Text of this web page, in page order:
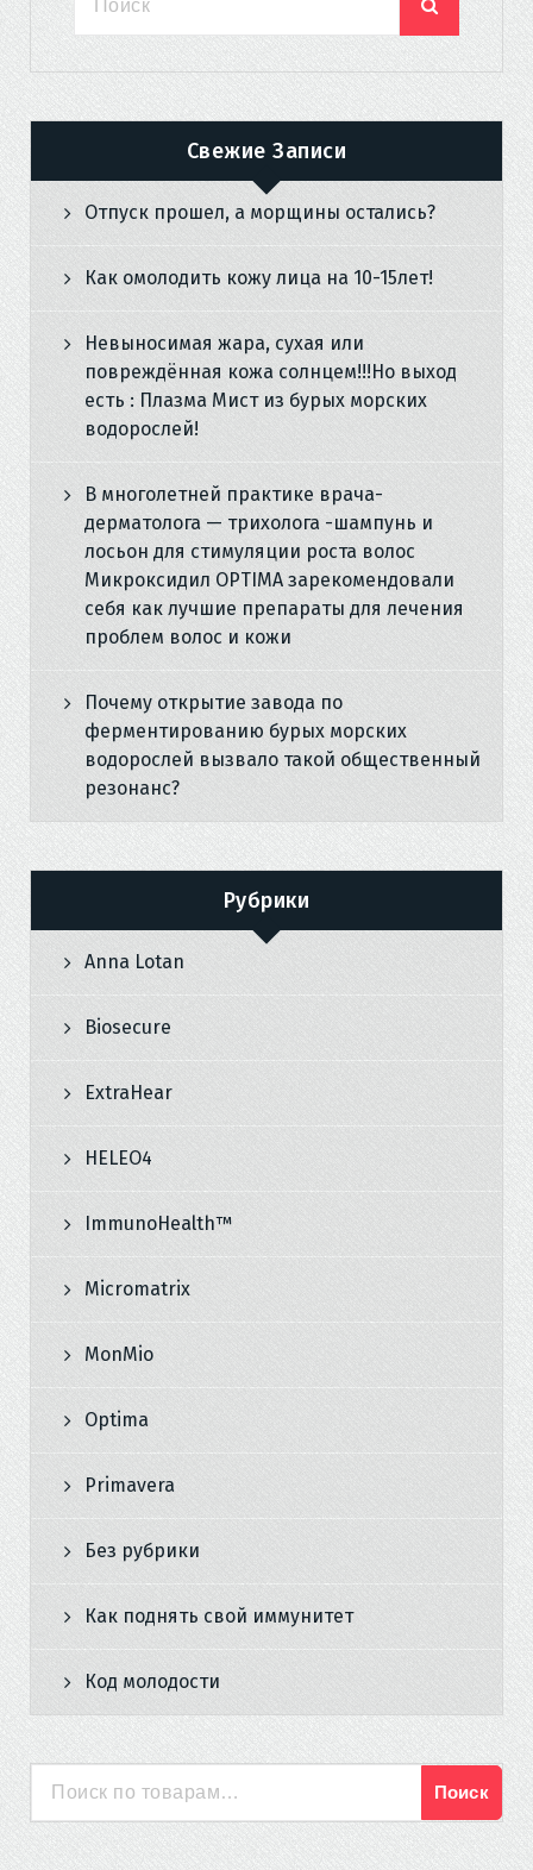
Свежие Записи
Отпуск прошел, а морщины остались?
Как омолодить кожу лица на 10-15лет!
Невыносимая жара, сухая или
повреждённая кожа солнцем!!!Но выход
есть : Плазма Мист из бурых морских
водорослей!
В многолетней практике врача-
дерматолога — трихолога -шампунь и
лосьон для стимуляции роста волос
Микроксидил OPTIMA зарекомендовали
себя как лучшие препараты для лечения
проблем волос и кожи
Почему открытие завода по
ферментированию бурых морских
водорослей вызвало такой общественный
резонанс?
Рубрики
Anna Lotan
Biosecure
ExtraHear
HELEO4
ImmunoHealth™
Micromatrix
MonMio
Optima
Primavera
Без рубрики
Как поднять свой иммунитет
Код молодости
Поиск